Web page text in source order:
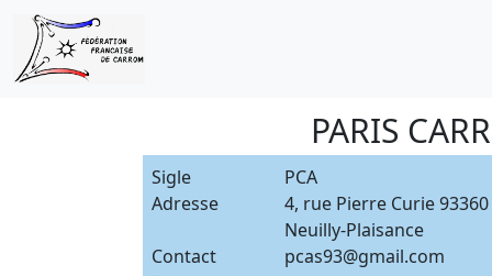
PARIS
Sigle
PCA
Adresse
4, rue Pierre Curie 93360
Neuilly-Plaisance
Contact
pcas93@gmail.com